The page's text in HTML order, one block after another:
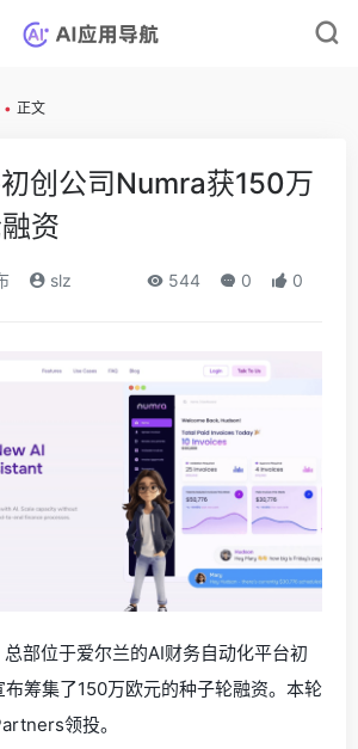
• 正文
创公司Numra获150万
资
slz 544 0 0
部位于爱尔兰的AI财务自动化平台初
布筹集了150万欧元的种子轮融资。本轮
领投。